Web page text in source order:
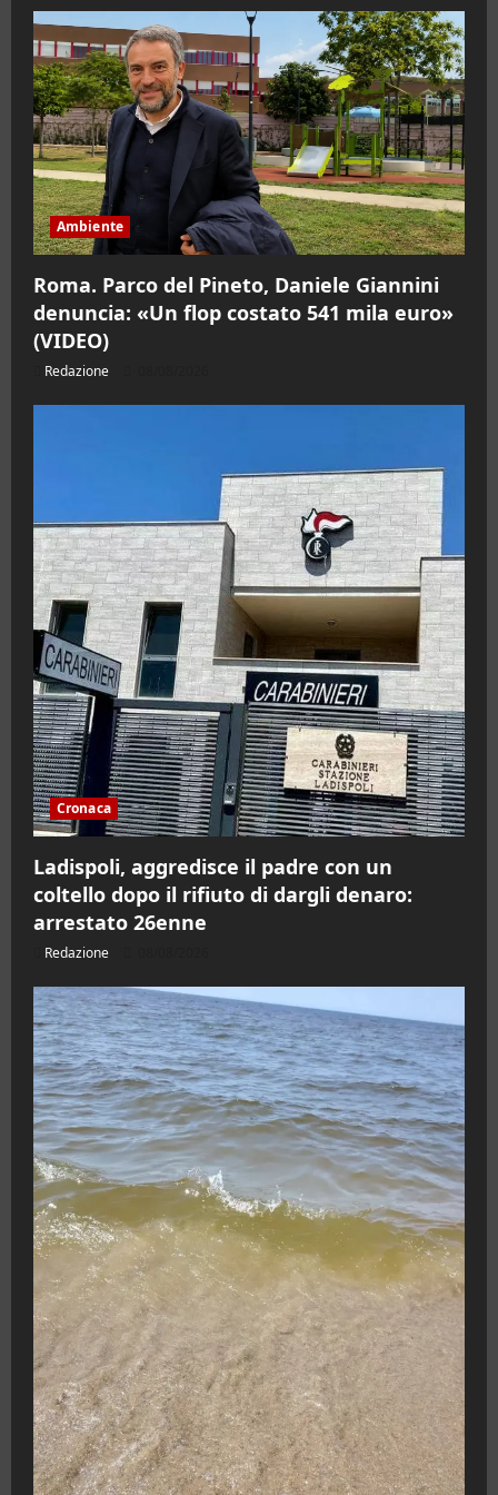
Ambiente
Roma. Parco del Pineto, Daniele Giannini
denuncia: «Un flop costato 541 mila euro»
(VIDEO)
Redazione
Cronaca
Ladispoli, aggredisce il padre con un
coltello dopo il rifiuto di dargli denaro:
arrestato 26enne
Redazione